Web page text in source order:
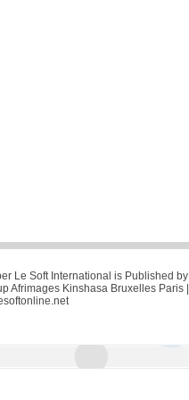
Le Soft International is Published by
Afrimages Kinshasa Bruxelles Paris |